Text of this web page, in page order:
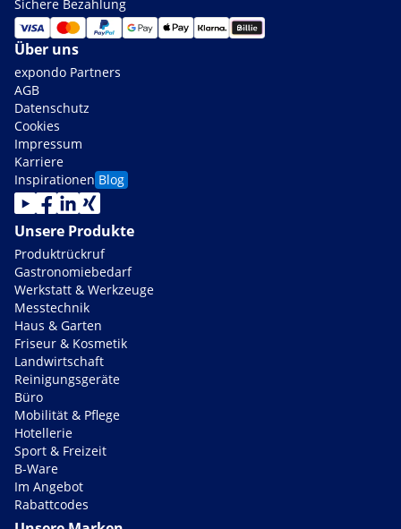
Sichere Bezahlung
Über uns
expondo Partners
AGB
Datenschutz
Cookies
Impressum
Karriere
Inspirationen Blog
Unsere Produkte
Produktrückruf
Gastronomiebedarf
Werkstatt & Werkzeuge
Messtechnik
Haus & Garten
Friseur & Kosmetik
Landwirtschaft
Reinigungsgeräte
Büro
Mobilität & Pflege
Hotellerie
Sport & Freizeit
B-Ware
Im Angebot
Rabattcodes